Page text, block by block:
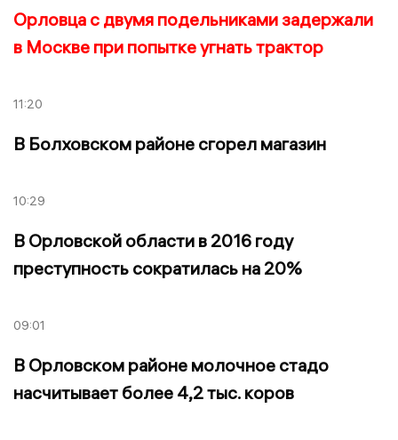
Орловца с двумя подельниками задержали
в Москве при попытке угнать трактор
11:20
В Болховском районе сгорел магазин
10:29
В Орловской области в 2016 году
преступность сократилась на 20%
09:01
В Орловском районе молочное стадо
насчитывает более 4,2 тыс. коров